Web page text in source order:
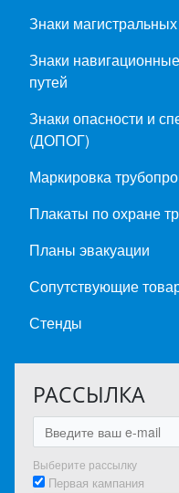
Знаки
Знаки
путей
Знаки опасности и
(ДОПОГ)
Маркировка
Плакаты по охране
Планы эвакуации
Сопутствующие
Стенды
РАССЫЛКА
Выберите рассылку
Первая кампания